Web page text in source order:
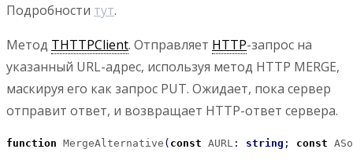
Подробности тут.
Метод THTTPClient. Отправляет HTTP-запрос на
указанный URL-адрес, используя метод HTTP MERGE,
маскируя его как запрос PUT. Ожидает, пока сервер
отправит ответ, и возвращает HTTP-ответ сервера.
function MergeAlternative ( const AURL : string ; const